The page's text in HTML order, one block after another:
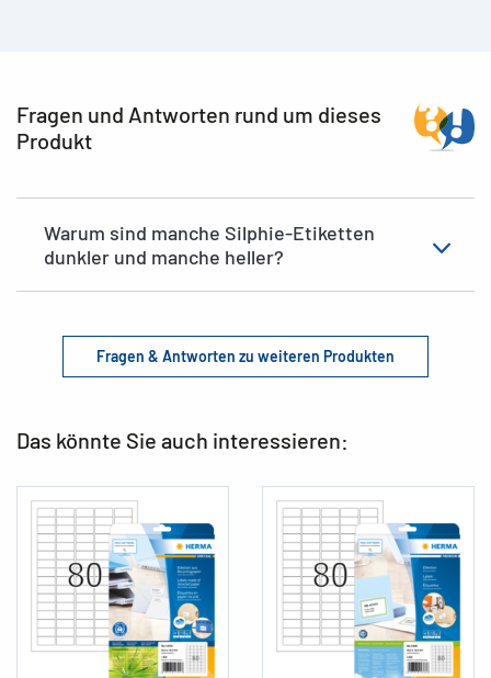
Fragen und Antworten rund um dieses
Produkt
Warum sind manche Silphie-Etiketten
dunkler und manche heller?
Fragen & Antworten zu weiteren Produkten
Das könnte Sie auch interessieren: